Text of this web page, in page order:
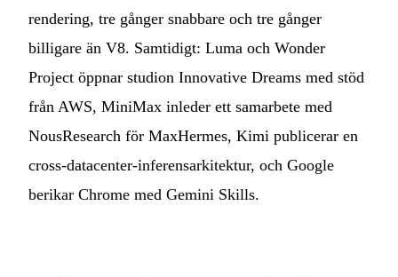
rendering, tre gånger snabbare och tre gånger
billigare än V8. Samtidigt: Luma och Wonder
Project öppnar studion Innovative Dreams med stöd
från AWS, MiniMax inleder ett samarbete med
NousResearch för MaxHermes, Kimi publicerar en
cross-datacenter-inferensarkitektur, och Google
berikar Chrome med Gemini Skills.